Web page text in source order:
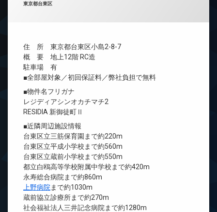
カテゴリー:
東京都台東区
住 所 東京都台東区小島2-8-7
概 要 地上12階 RC造
駐車場 有
■全部屋対象／初回保証料／弊社負担で無料
■物件名フリガナ
レジディアシンオカチマチ2
RESIDIA 新御徒町Ⅱ
■近隣周辺施設情報
台東区立三筋保育園まで約220m
台東区立平成小学校まで約560m
台東区立蔵前小学校まで約550m
都立白鴎高等学校附属中学校まで約420m
永寿総合病院まで約860m
上野病院 まで約1030m
蔵前協立診療所まで約270m
社会福祉法人三井記念病院まで約1280m